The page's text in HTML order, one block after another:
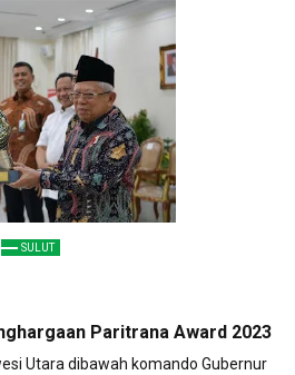
SULUT
Paritrana Award 2023
Utara dibawah komando Gubernur